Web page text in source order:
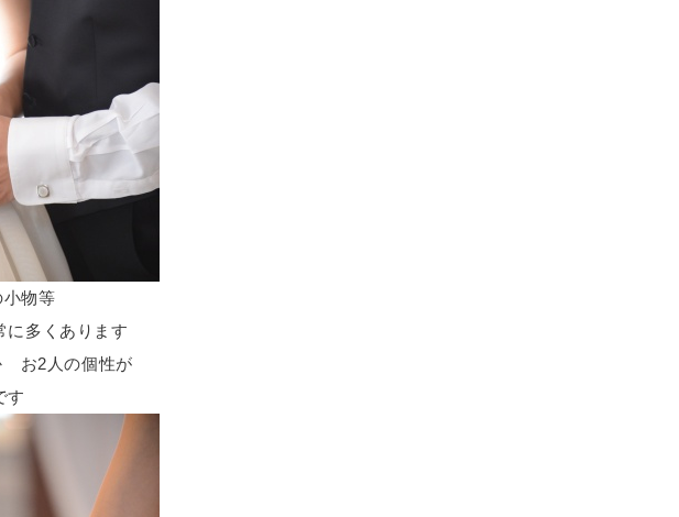
物等
に多くあります
お2人の個性が
す